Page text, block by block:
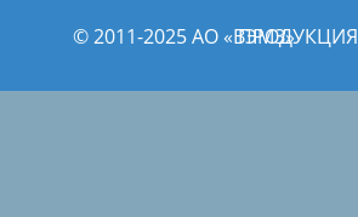
© 2011­­-2025 АО «ВЭМЗ»ПРОДУКЦИЯ